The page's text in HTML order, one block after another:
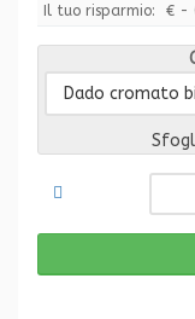
Il tuo risparmio: € -